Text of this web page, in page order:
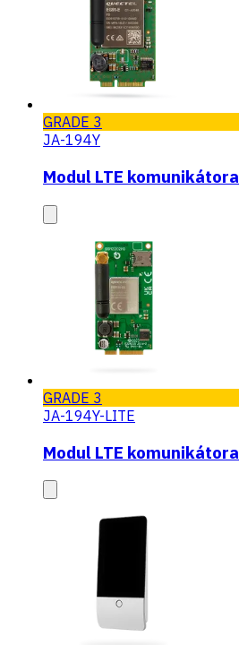
GRADE 3
JA-194Y
Modul LTE komunikátora
GRADE 3
JA-194Y-LITE
Modul LTE komunikátora